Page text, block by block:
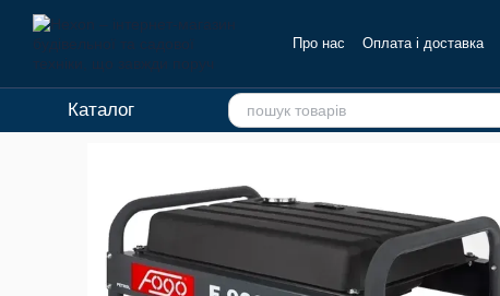
Перейти до основного контенту
Про нас Оплата і доставка
Каталог